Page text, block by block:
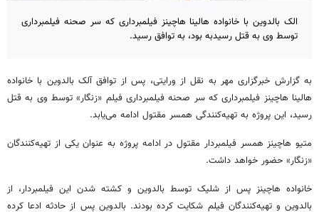
الک بالدوین با خانواده هالینا هاچینز فیلمبرداری که سر صحنه فیلمبرداری
توسط وی به قتل رسیدبه بود، به توافق رسید.
به گزارش خبرگزاری مهر به نقل از ورایتی، پس از توافقآلک بالدوین با خانواده
هالینا هاچینز فیلمبرداری که سر صحنه فیلمبرداری فیلم «زنگار» توسط وی به قتل
رسید، این پروژه به تهیه‌کنندگی همسر مقتول ادامه می‌یابد.
متیو هاچینز همسر فیلمبردار مقتول در ادامه پروژه به عنوان یکی از تهیه‌کنندگان
«زنگار» حضور خواهد داشت.
خانواده هاچینز پس از شلیک توسط بالدوین و کشته شدن این فیلمبردار، از
بالدوینو تهیه‌کنندگان فیلم شکایت کرده بودند. بالدوین پس از حادثه ادعا کرده